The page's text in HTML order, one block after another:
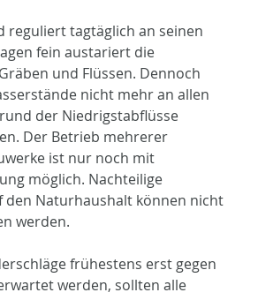
reguliert tagtäglich an seinen
fein austariert die
und Flüssen. Dennoch
nicht mehr an allen
der Niedrigstabflüsse
Der Betrieb mehrerer
ist nur noch mit
möglich. Nachteilige
den Naturhaushalt können nicht
werden.
frühestens erst gegen
werden, sollten alle